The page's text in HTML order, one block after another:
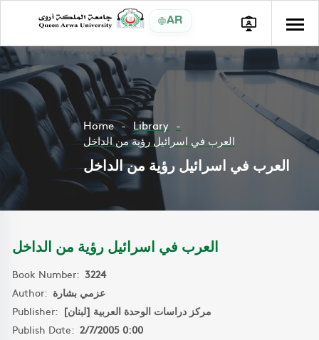
AR
Home
Library
العرب في اسرائيل رؤية من الداخل
العرب في اسرائيل رؤية من الداخل
العرب في اسرائيل رؤية من الداخل
Book Number: 3224
Author: عزمي بشارة
Publisher: مركز دراسات الوحدة العربية [لبنان]
Publish Date: 2/7/2005 0:00